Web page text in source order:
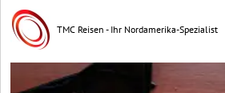
TMC Reisen - Ihr Nordamerika-Spezialist